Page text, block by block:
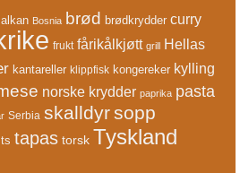
Bosnia brød brødkrydder curry
frukt fårikålkjøtt grill Hellas
kantareller klippfisk kongereker kylling
norske krydder paprika pasta
Serbia skalldyrsopp
tapas torsk Tyskland